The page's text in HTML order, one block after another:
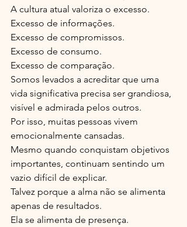
A cultura atual valoriza o excesso.
Excesso de informações.
Excesso de compromissos.
Excesso de consumo.
Excesso de comparação.
Somos levados a acreditar que uma
vida significativa precisa ser grandiosa,
visível e admirada pelos outros.
Por isso, muitas pessoas vivem
emocionalmente cansadas.
Mesmo quando conquistam objetivos
importantes, continuam sentindo um
vazio difícil de explicar.
Talvez porque a alma não se alimenta
apenas de resultados.
Ela se alimenta de presença.